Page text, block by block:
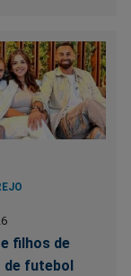
filhos de
futebol